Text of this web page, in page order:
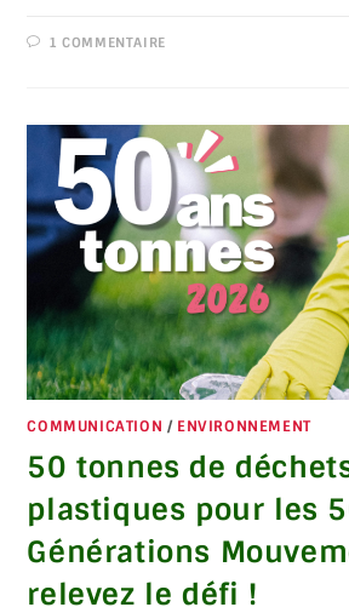
1 COMMENTAIRE
COMMUNICATION / ENVIRONNEMENT
50 tonnes de
plastiques pour les
Générations
relevez le défi !